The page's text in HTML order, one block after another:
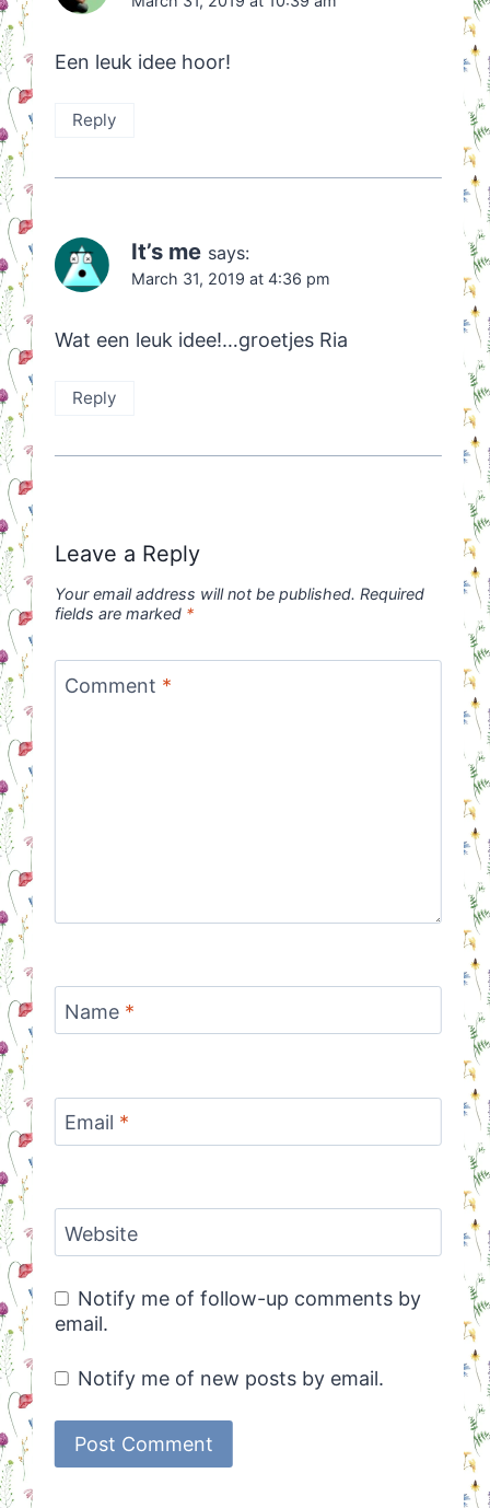
Een leuk idee hoor!
Reply
It’s me says:
March 31, 2019 at 4:36 pm
Wat een leuk idee!…groetjes Ria
Reply
Leave a Reply
Your email address will not be published. Required
fields are marked *
Comment *
Name *
Email *
Website
Notify me of follow-up comments by
email.
Notify me of new posts by email.